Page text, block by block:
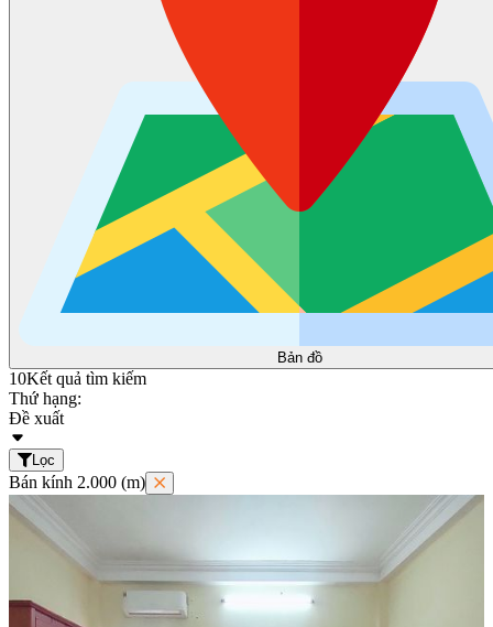
Bản đồ
10Kết quả tìm kiếm
Thứ hạng:
Đề xuất
Lọc
Bán kính 2.000 (m)